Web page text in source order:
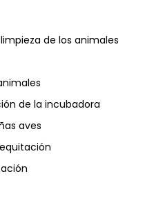
de los animales
de la incubadora
aves